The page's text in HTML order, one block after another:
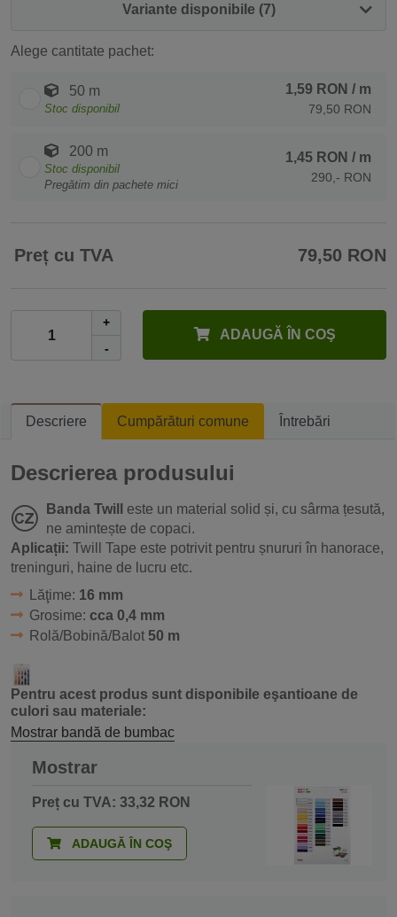
Variante disponibile (7)
Alege cantitate pachet:
50 m
Stoc disponibil
1,59 RON / m
79,50 RON
200 m
Stoc disponibil
Pregătim din pachete mici
1,45 RON / m
290,- RON
Preț cu TVA 79,50 RON
+
-
ADAUGĂ ÎN COŞ
Descriere Cumpărături comune Întrebări
Descrierea produsului
Banda Twill
este un material solid și, cu sârma țesută,
ne amintește de copaci.
Aplicații: Twill Tape este potrivit pentru șnururi în hanorace,
treninguri, haine de lucru etc.
Lăţime: 16 mm
Grosime: cca 0,4 mm
Rolă/Bobină/Balot 50 m
Pentru acest produs sunt disponibile eşantioane de
culori sau materiale:
Mostrar bandă de bumbac
Mostrar
Preț cu TVA: 33,32 RON
ADAUGĂ ÎN COŞ